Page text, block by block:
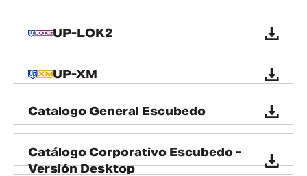
UP-LOK2
UP-XM
Catalogo General Escubedo
Catálogo Corporativo Escubedo -
Versión Desktop